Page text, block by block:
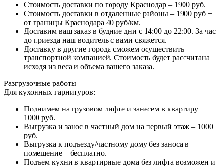
Стоимость доставки по городу Краснодар – 1900 руб.
Стоимость доставки в отдаленные районы – 1900 руб +
от границы Краснодара 40 руб/км.
Доставим ваш заказ в будние дни с 14:00 до 22:00. За час
до приезда наш водитель с вами свяжется.
Доставку в другие города сможем осуществить
транспортной компанией. Стоимость будет рассчитана
исходя из веса и объема вашего заказа.
Разгрузочные работы
Для кухонных гарнитуров:
Поднимем на грузовом лифте и занесем в квартиру –
1000 руб.
Выгрузка и занос в частный дом на первый этаж – 1000
руб.
Выгрузка к подъезду/частному дому без заноса в
помещение – бесплатно.
Подъем кухни в квартирные дома без лифта возможен и